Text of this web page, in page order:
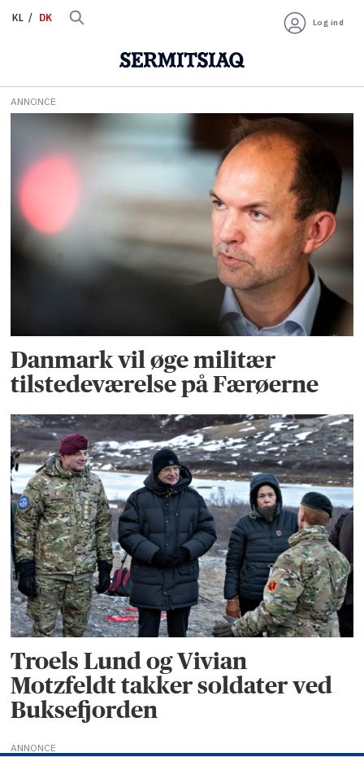
KL DK Log ind
Tag:
militær
tilstedeværelse
ANNONCE
Danmark vil øge militær
tilstedeværelse på Færøerne
Troels Lund og Vivian
Motzfeldt takker soldater ved
Buksefjorden
ANNONCE